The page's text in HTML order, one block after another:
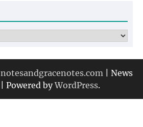
notesandgracenotes.com | News
| Powered byWordPress.